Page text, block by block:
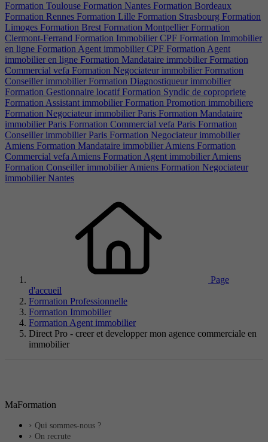
Formation Toulouse Formation Nantes Formation Bordeaux
Formation Rennes Formation Lille Formation Strasbourg Formation
Limoges Formation Brest Formation Montpellier Formation
Clermont-Ferrand Formation Immobilier CPF Formation Immobilier
en ligne Formation Agent immobilier CPF Formation Agent
immobilier en ligne Formation Mandataire immobilier Formation
Commercial vefa Formation Negociateur immobilier Formation
Conseiller immobilier Formation Diagnostiqueur immobilier
Formation Gestionnaire locatifFormation Syndic de copropriete
Formation Assistant immobilier Formation Promotion immobiliere
Formation Negociateur immobilier Paris Formation Mandataire
immobilier Paris Formation Commercial vefa Paris Formation
Conseiller immobilier Paris Formation Negociateur immobilier
Amiens Formation Mandataire immobilier Amiens Formation
Commercial vefa Amiens Formation Agent immobilier Amiens
Formation Conseiller immobilier Amiens Formation Negociateur
immobilier Nantes
Page
d'accueil
Formation Professionnelle
Formation Immobilier
Formation Agent immobilier
Direct Pro - creer et developper mon agence commerciale en
immobilier
MaFormation
Qui sommes-nous ?
On recrute